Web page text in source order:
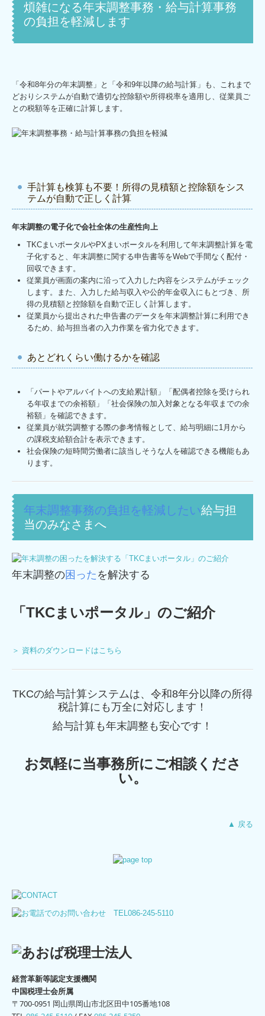
煩雑になる年末調整事務・給与計算事務
の負担を軽減します
「令和8年分の年末調整」と「令和9年以降の給与計算」も、これまで
どおりシステムが自動で適切な控除額や所得税率を適用し、従業員ご
との税額等を正確に計算します。
手計算も検算も不要！所得の見積額と控除額をシス
テムが自動で正しく計算
年末調整の電子化で会社全体の生産性向上
TKCまいポータルやPXまいポータルを利用して年末調整計算を電
子化すると、年末調整に関する申告書等をWebで手間なく配付・
回収できます。
従業員が画面の案内に沿って入力した内容をシステムがチェック
します。また、入力した給与収入や公的年金収入にもとづき、所
得の見積額と控除額を自動で正しく計算します。
従業員から提出された申告書のデータを年末調整計算に利用でき
るため、給与担当者の入力作業を省力化できます。
あとどれくらい働けるかを確認
「パートやアルバイトへの支給累計額」「配偶者控除を受けられ
る年収までの余裕額」「社会保険の加入対象となる年収までの余
裕額」を確認できます。
従業員が就労調整する際の参考情報として、給与明細に1月から
の課税支給額合計を表示できます。
社会保険の短時間労働者に該当しそうな人を確認できる機能もあ
ります。
年末調整事務の負担を軽減したい給与担
当のみなさまへ
年末調整の困った を解決する
「TKCまいポータル」のご紹介
＞ 資料のダウンロードはこちら
TKCの給与計算システムは、令和8年分以降の所得
税計算にも万全に対応します！
給与計算も年末調整も安心です！
お気軽に当事務所にご相談くださ
い。
▲ 戻る
経営革新等認定支援機関
中国税理士会所属
〒700-0951 岡山県岡山市北区田中105番地108